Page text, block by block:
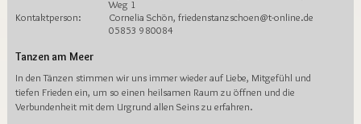
Weg 1
Kontaktperson:
Cornelia Schön, friedenstanzschoen@t-online.de
05853 980084
Tanzen am Meer
In den Tänzen stimmen wir uns immer wieder auf Liebe, Mitgefühl und
tiefen Frieden ein, um so einen heilsamen Raum zu öffnen und die
Verbundenheit mit dem Urgrund allen Seins zu erfahren.